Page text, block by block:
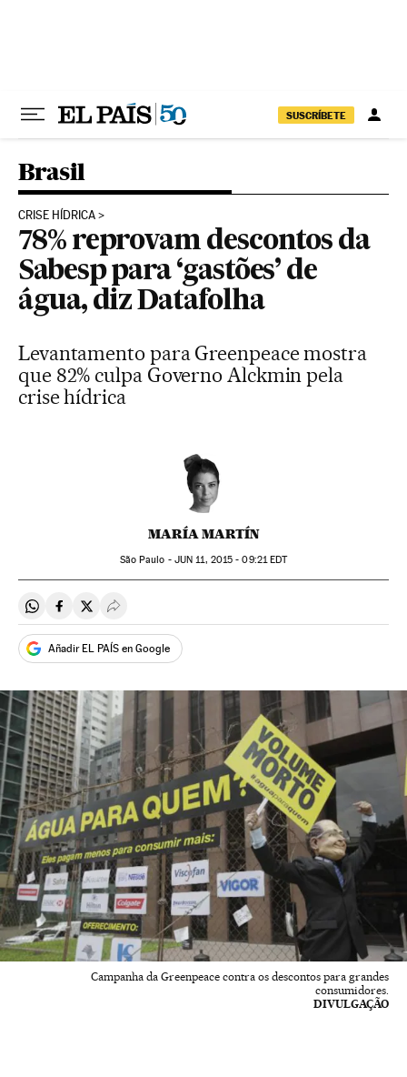
SUSCRÍBETE
Brasil
CRISE HÍDRICA
78% reprovam descontos da
Sabesp para ‘gastões’ de
água, diz Datafolha
Levantamento para Greenpeace mostra
que 82% culpa Governo Alckmin pela
crise hídrica
MARÍA MARTÍN
São Paulo - JUN 11, 2015 - 09:21EDT
Compartir en Whatsapp
Compartir en Facebook
Compartir en Twitter
Desplegar Redes Sociales
Añadir EL PAÍS en Google
Campanha da Greenpeace contra os descontos para grandes
consumidores.
DIVULGAÇÃO